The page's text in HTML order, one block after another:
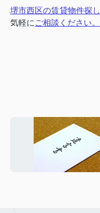
堺市西区の賃貸物件探し
気軽に ご相談ください。